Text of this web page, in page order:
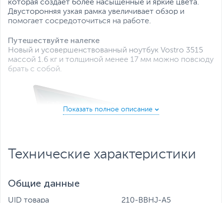
которая создает более насыщенные и яркие цвета.
Двусторонняя узкая рамка увеличивает обзор и
помогает сосредоточиться на работе.
Путешествуйте налегке
Новый и усовершенствованный ноутбук Vostro 3515
массой 1.6 кг и толщиной менее 17 мм можно повсюду
брать с собой.
Технические характеристики
Общие данные
UID товара 210-BBHJ-A5